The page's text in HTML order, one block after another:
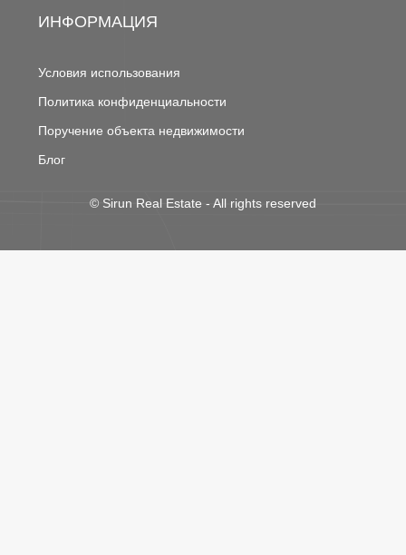
ИНФОРМАЦИЯ
Условия использования
Политика конфиденциальности
Поручение объекта недвижимости
Блог
© Sirun Real Estate - All rights reserved